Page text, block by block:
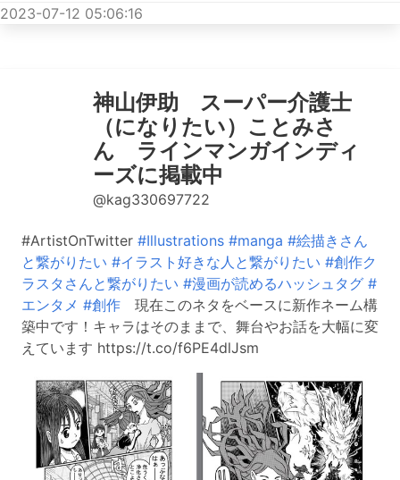
2023-07-12 05:06:16
神山伊助 スーパー介護士
（になりたい）ことみさ
ん ラインマンガインディ
ーズに掲載中
@kag330697722
#ArtistOnTwitter #Illustrations #manga #絵描きさん
と繋がりたい #イラスト好きな人と繋がりたい #創作ク
ラスタさんと繋がりたい #漫画が読めるハッシュタグ #
エンタメ #創作 現在このネタをベースに新作ネーム構
築中です！キャラはそのままで、舞台やお話を大幅に変
えています https://t.co/f6PE4dlJsm